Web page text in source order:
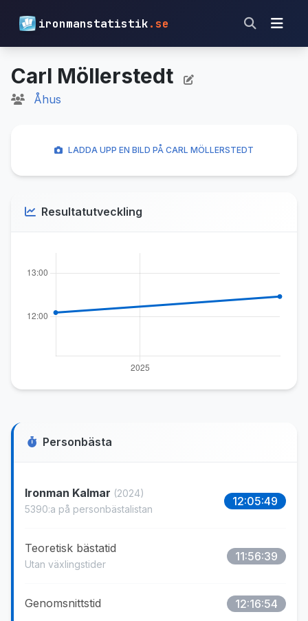
ironmanstatistik.se
Carl Möllerstedt
Åhus
Personbästa
Ironman Kalmar (2024)
5390:a på personbästalistan
12:05:49
Teoretisk bästatid
Utan växlingstider
11:56:39
Genomsnittstid 12:16:54
LADDA UPP EN BILD PÅ CARL MÖLLERSTEDT
Resultatutveckling